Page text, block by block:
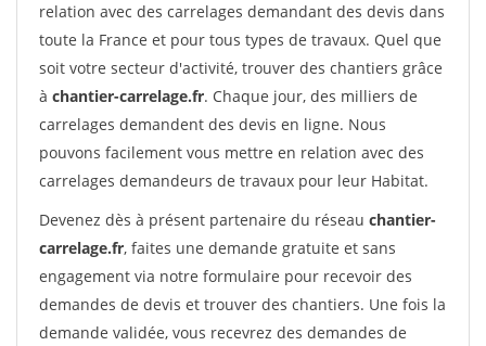
relation avec des carrelages demandant des devis dans
toute la France et pour tous types de travaux. Quel que
soit votre secteur d'activité, trouver des chantiers grâce
à chantier-carrelage.fr. Chaque jour, des milliers de
carrelages demandent des devis en ligne. Nous
pouvons facilement vous mettre en relation avec des
carrelages demandeurs de travaux pour leur Habitat.
Devenez dès à présent partenaire du réseau chantier-
carrelage.fr, faites une demande gratuite et sans
engagement via notre formulaire pour recevoir des
demandes de devis et trouver des chantiers. Une fois la
demande validée, vous recevrez des demandes de